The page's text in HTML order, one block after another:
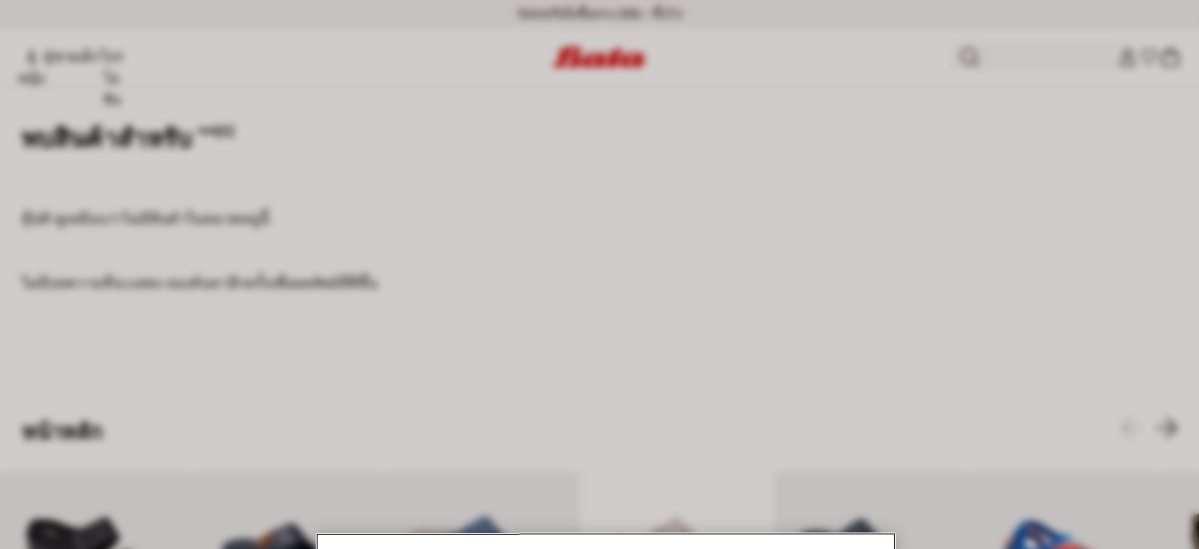
จัดส่งฟรีเมื่อซื้อครบ 399.- ขึ้นไป
หญิง
ผู้ชายเด็ก
โม
ชั่น
พบสินค้าสำหรับ ""[0]
อุ๊ปส์! ดูเหมือนว่าไม่มีสินค้าในหมวดหมู่นี้
ไม่มีบทความที่จะแสดง ลองค้นหาอีกครั้งเพื่อผลลัพธ์ที่ดีขึ้น
หน้าหลัก